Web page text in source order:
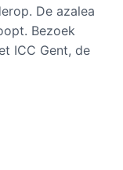
De azalea
Bezoek
ICC Gent, de